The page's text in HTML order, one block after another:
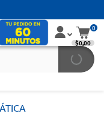
0
$0,00